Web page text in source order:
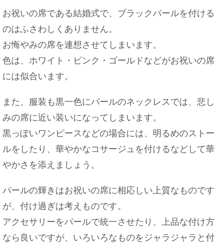
お祝いの席である結婚式で、ブラックパールを付ける
のはふさわしくありません。
お悔やみの席を連想させてしまいます。
色は、ホワイト・ピンク・ゴールドなどがお祝いの席
には似合います。
また、服装も黒一色にパールのネックレスでは、悲し
みの席に近い装いになってしまいます。
黒っぽいワンピースなどの場合には、明るめのストー
ルをしたり、華やかなコサージュを付けるなどして華
やかさを添えましょう。
パールの輝きはお祝いの席に相応しい上質なものです
が、付け過ぎは考えものです。
アクセサリーをパールで統一させたり、上品な付け方
なら良いですが、いろいろなものをジャラジャラと付